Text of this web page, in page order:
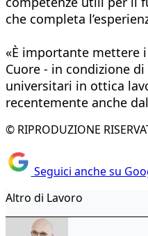
che completa
«È importante mettere
Cuore - in condizione
universitari in ottica
recentemente anche
© RIPRODUZIONE
Seguici anche su
Altro di Lavoro